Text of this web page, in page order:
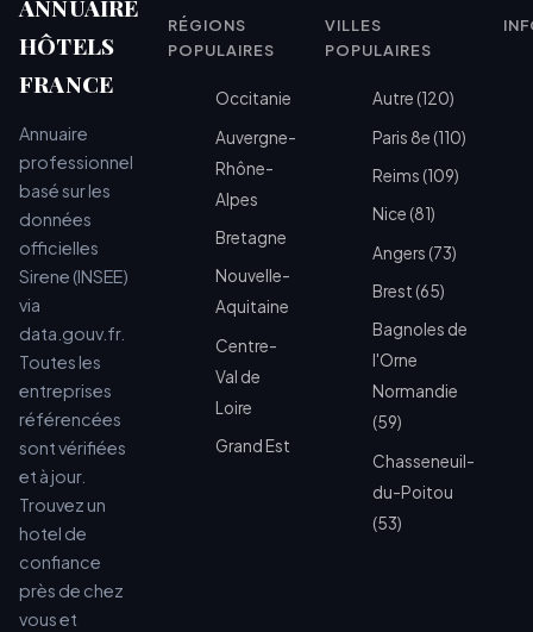
ANNUAIRE
HÔTELS
FRANCE
Annuaire
professionnel
basé sur les
données
officielles
Sirene (INSEE)
via
data.gouv.fr.
Toutes les
entreprises
référencées
sont vérifiées
et à jour.
Trouvez un
hotel de
confiance
près de chez
vous et
RÉGIONS
POPULAIRES
Occitanie
Auvergne-
Rhône-
Alpes
Bretagne
Nouvelle-
Aquitaine
Centre-
Val de
Loire
Grand Est
VILLES
POPULAIRES
Autre (120)
Paris 8e (110)
Reims (109)
Nice (81)
Angers (73)
Brest (65)
Bagnoles de
l'Orne
Normandie
(59)
Chasseneuil-
du-Poitou
(53)